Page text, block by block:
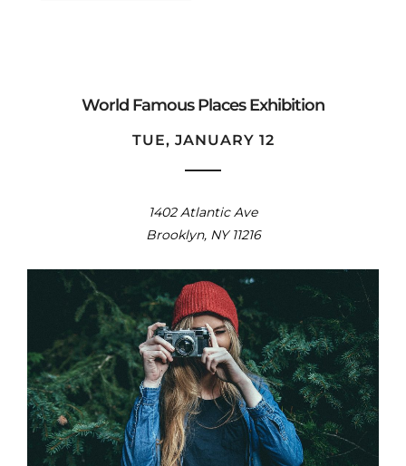
World Famous Places Exhibition
TUE, JANUARY 12
1402 Atlantic Ave
Brooklyn, NY 11216